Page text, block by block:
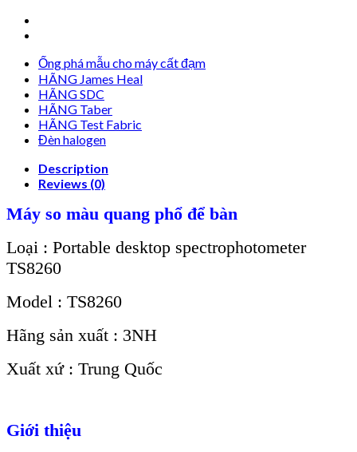
Ống phá mẫu cho máy cất đạm
HÃNG James Heal
HÃNG SDC
HÃNG Taber
HÃNG Test Fabric
Đèn halogen
Description
Reviews (0)
Máy so màu quang phổ để bàn
Loại : Portable desktop spectrophotometer
TS8260
Model : TS8260
Hãng sản xuất : 3NH
Xuất xứ : Trung Quốc
Giới thiệu